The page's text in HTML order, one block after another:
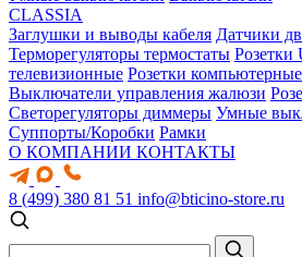
CLASSIA
Заглушки и выводы кабеля Датчики
Терморегуляторы термостаты Розетки
телевизионные Розетки
Выключатели управления жалюзи
Светорегуляторы диммеры Умные
Суппорты/Коробки Рамки
О КОМПАНИИ КОНТАКТЫ
8 (499) 380 81 51 info@bticino-store.ru